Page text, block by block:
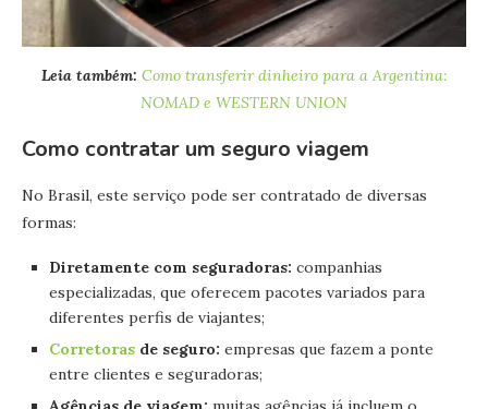
Leia também: Como transferir dinheiro para a Argentina:
NOMAD e WESTERN UNION
Como contratar um seguro viagem
No Brasil, este serviço pode ser contratado de diversas
formas:
Diretamente com seguradoras: companhias
especializadas, que oferecem pacotes variados para
diferentes perfis de viajantes;
Corretoras de seguro: empresas que fazem a ponte
entre clientes e seguradoras;